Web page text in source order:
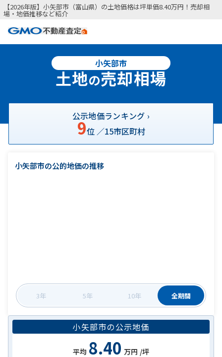
【2026年版】小矢部市（富山県）の土地価格は坪単価8.40万円！売却相
場・地価推移など紹介
小矢部市
土地の売却相場
公示地価ランキング ›
9位 ／15市区町村
小矢部市の公的地価の推移
3年 5年 10年 全期間
小矢部市の公示地価
平均 8.40 万円 /坪